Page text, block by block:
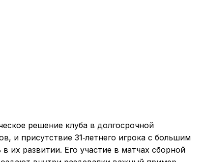
решение клуба в долгосрочной
и присутствие 31‑летнего игрока с большим
их развитии. Его участие в матчах сборной